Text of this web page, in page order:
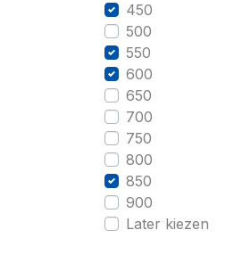
450
500
550
600
650
700
750
800
850
900
Later kiezen